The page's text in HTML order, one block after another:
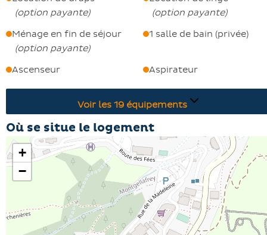
(option payante)
(option payante)
Ménage en fin de séjour
(option payante)
1 salle de bain (privée)
Ascenseur Aspirateur
Voir les 19 équipements
Où se situe le logement
+
−